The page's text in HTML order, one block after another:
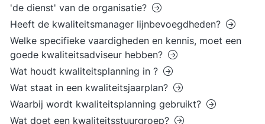
'de dienst' van de organisatie?
Heeft de kwaliteitsmanager lijnbevoegdheden?
Welke specifieke vaardigheden en kennis, moet een
goede kwaliteitsadviseur hebben?
Wat houdt kwaliteitsplanning in ?
Wat staat in een kwaliteitsjaarplan?
Waarbij wordt kwaliteitsplanning gebruikt?
Wat doet een kwaliteitsstuurgroep?